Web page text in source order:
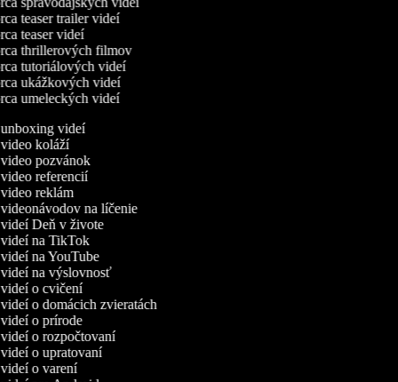
teaser trailer videí
teaser videí
thrillerových filmov
tutoriálových videí
ukážkových videí
umeleckých videí
unboxing videí
video koláží
video pozvánok
video referencií
video reklám
videonávodov na líčenie
videí Deň v živote
videí na TikTok
videí na YouTube
videí na výslovnosť
videí o cvičení
videí o domácich zvieratách
videí o prírode
videí o rozpočtovaní
videí o upratovaní
videí o varení